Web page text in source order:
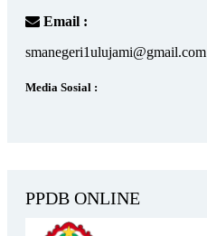
Email :
smanegeri1ulujami@gmail.com
Media Sosial :
PPDB ONLINE